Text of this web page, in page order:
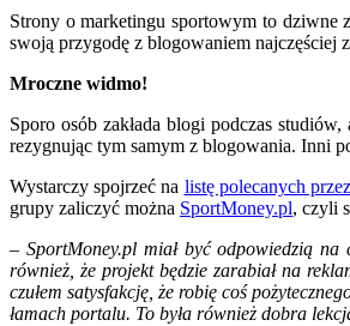
Strony o marketingu sportowym to dziwne
swoją przygodę z blogowaniem
Mroczne widmo!
Sporo osób zakłada blogi podczas
rezygnując tym samym z blogowania. Inni
Wystarczy spojrzeć na listę polecanych
grupy zaliczyć można SportMoney.pl, czyli
– SportMoney.pl miał być odpowiedzią
również, że projekt będzie zarabiał na
czułem satysfakcję, że robię coś
łamach portalu. To była również dobra